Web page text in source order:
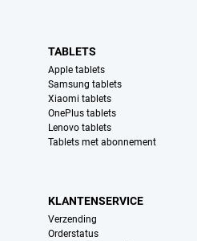
TABLETS
Apple tablets
Samsung tablets
Xiaomi tablets
OnePlus tablets
Lenovo tablets
Tablets met abonnement
KLANTENSERVICE
Verzending
Orderstatus